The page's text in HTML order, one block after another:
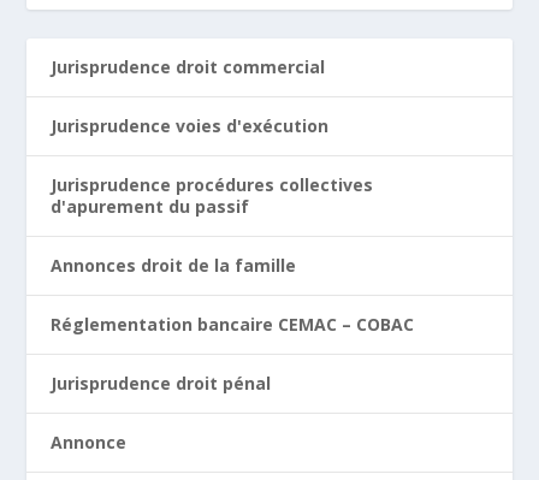
Jurisprudence droit commercial
Jurisprudence voies d'exécution
Jurisprudence procédures collectives
d'apurement du passif
Annonces droit de la famille
Réglementation bancaire CEMAC – COBAC
Jurisprudence droit pénal
Annonce